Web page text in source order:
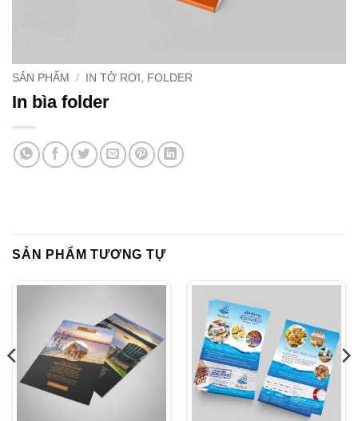
SẢN PHẨM / IN TỜ RƠI, FOLDER
In bìa folder
SẢN PHẨM TƯƠNG TỰ